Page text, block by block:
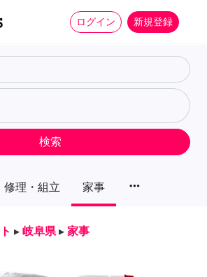
ログイン 新規登録
修理・組立 家事 more_horiz
検索
▸ 岐阜県 ▸ 家事